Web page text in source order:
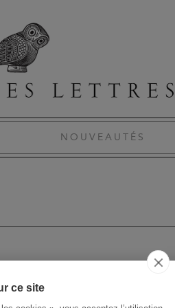
ce site
NOUVEAUTÉS